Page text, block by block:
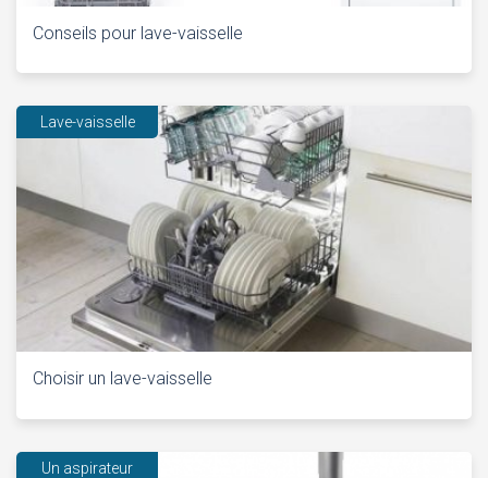
Conseils pour lave-vaisselle
Lave-vaisselle
Choisir un lave-vaisselle
Un aspirateur